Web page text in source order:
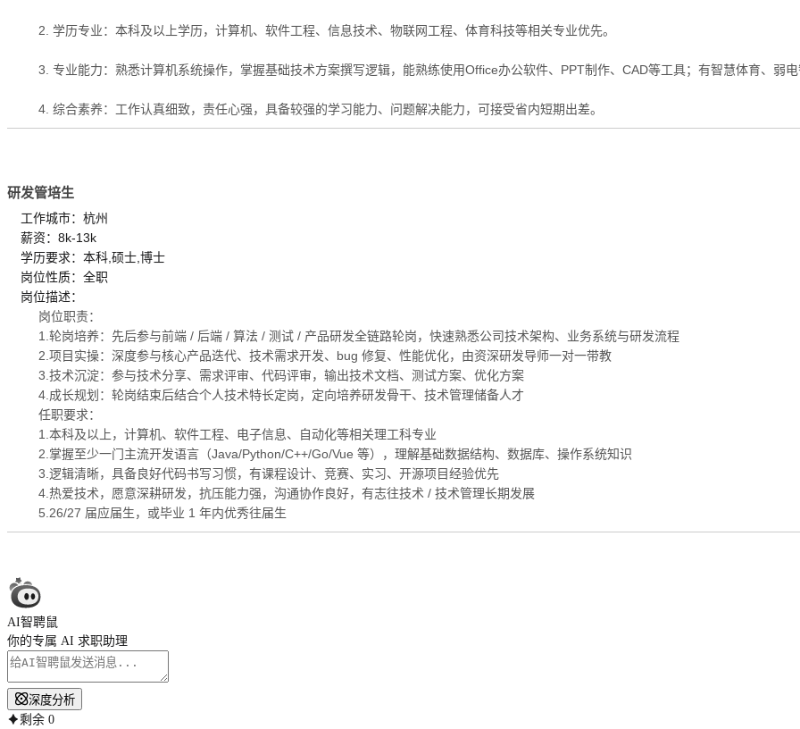
2. 学历专业：本科及以上学历，计算机、软件工程、信息技术、物联网工程、体育科技等相关专业优先。
3. 专业能力：熟悉计算机系统操作，掌握基础技术方案撰写逻辑，能熟练使用Office办公软件、PPT制作、CAD等工具；有智慧体育、弱
4. 综合素养：工作认真细致，责任心强，具备较强的学习能力、问题解决能力，可接受省内短期出差。
研发管培生
工作城市：杭州
薪资：8k-13k
学历要求：本科,硕士,博士
岗位性质：全职
岗位描述：
岗位职责：
1.轮岗培养：先后参与前端 / 后端 / 算法 / 测试 / 产品研发全链路轮岗，快速熟悉公司技术架构、业务系统与研发流程
2.项目实操：深度参与核心产品迭代、技术需求开发、bug 修复、性能优化，由资深研发导师一对一带教
3.技术沉淀：参与技术分享、需求评审、代码评审，输出技术文档、测试方案、优化方案
4.成长规划：轮岗结束后结合个人技术特长定岗，定向培养研发骨干、技术管理储备人才
任职要求：
1.本科及以上，计算机、软件工程、电子信息、自动化等相关理工科专业
2.掌握至少一门主流开发语言（Java/Python/C++/Go/Vue 等），理解基础数据结构、数据库、操作系统知识
3.逻辑清晰，具备良好代码书写习惯，有课程设计、竞赛、实习、开源项目经验优先
4.热爱技术，愿意深耕研发，抗压能力强，沟通协作良好，有志往技术 / 技术管理长期发展
5.26/27 届应届生，或毕业 1 年内优秀往届生
AI智聘鼠
你的专属 AI 求职助理
深度分析
剩余 0